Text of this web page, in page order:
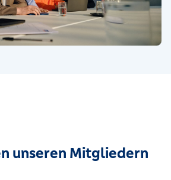
unseren Mitgliedern